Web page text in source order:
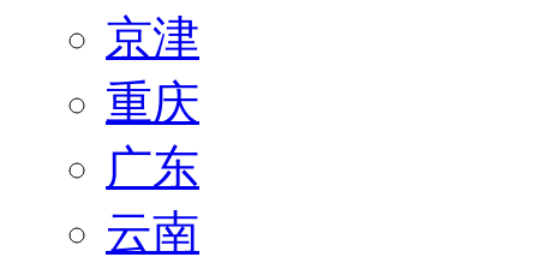
京津
重庆
广东
云南